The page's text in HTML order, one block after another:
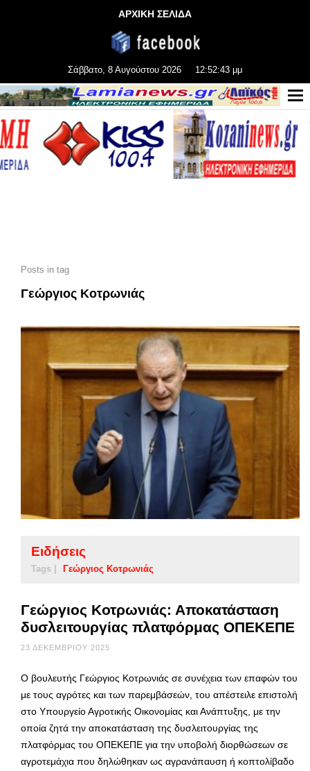
ΑΡΧΙΚΗ ΣΕΛΙΔΑ
Σάββατο, 8 Αυγούστου 2026 12:52:45 μμ
Posts in tag
Γεώργιος Κοτρωνιάς
Ειδήσεις
Tags | Γεώργιος Κοτρωνιάς
Γεώργιος Κοτρωνιάς: Αποκατάσταση
δυσλειτουργίας πλατφόρμας ΟΠΕΚΕΠΕ
23 ΔΕΚΕΜΒΡΊΟΥ 2025
Ο βουλευτής Γεώργιος Κοτρωνιάς σε συνέχεια των επαφών του
με τους αγρότες και των παρεμβάσεών, του απέστειλε επιστολή
στο Υπουργείο Αγροτικής Οικονομίας και Ανάπτυξης, με την
οποία ζητά την αποκατάσταση της δυσλειτουργίας της
πλατφόρμας του ΟΠΕΚΕΠΕ για την υποβολή διορθώσεων σε
αγροτεμάχια που δηλώθηκαν ως αγρανάπαυση ή κοπτολίβαδο